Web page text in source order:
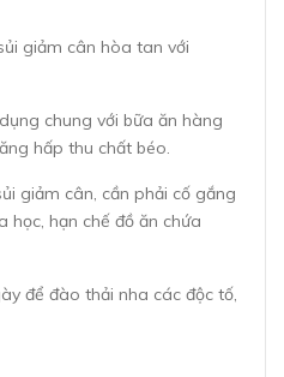
giảm cân hòa tan với
chung với bữa ăn hàng
hấp thu chất béo.
giảm cân, cần phải cố gắng
học, hạn chế đồ ăn chứa
để đào thải nha các độc tố,